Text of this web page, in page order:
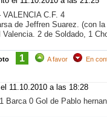
VALENCIA C.F. 4
de Jeffren Suarez. (con
2 de Soldado, 1
1 A favor En
el 11.10.2010 a las 18:28
Barca 0 Gol de Pablo